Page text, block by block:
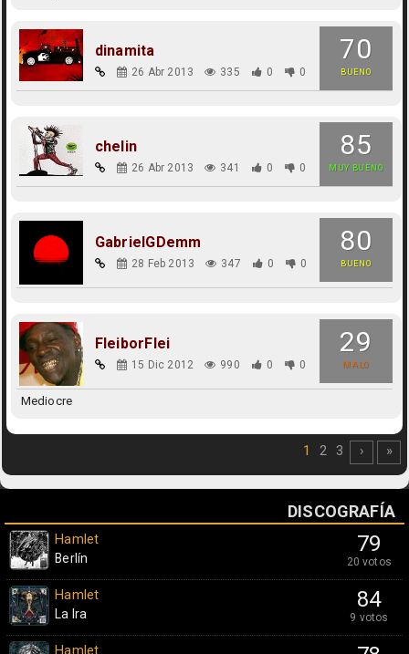
70
BUENO
dinamita
26 Abr 2013 335 0 0
85
MUY BUENO
chelin
26 Abr 2013 341 0 0
80
BUENO
GabrielGDemm
28 Feb 2013 347 0 0
29
MALO
FleiborFlei
15 Dic 2012 990 0 0
Mediocre
1 2 3 › »
DISCOGRAFÍA
79
20 votos
Hamlet
Berlín
84
9 votos
Hamlet
La Ira
Hamlet